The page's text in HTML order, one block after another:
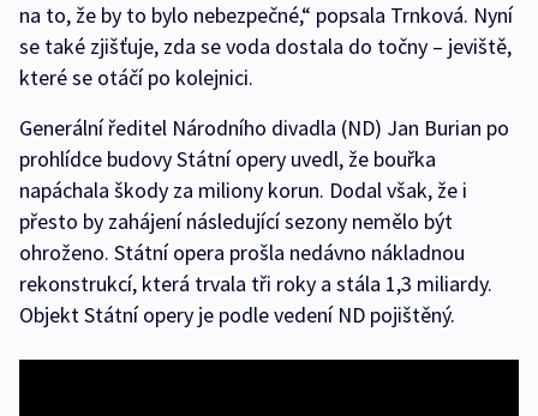
na to, že by to bylo nebezpečné,“ popsala Trnková. Nyní
se také zjišťuje, zda se voda dostala do točny – jeviště,
které se otáčí po kolejnici.
Generální ředitel Národního divadla (ND) Jan Burian po
prohlídce budovy Státní opery uvedl, že bouřka
napáchala škody za miliony korun. Dodal však, že i
přesto by zahájení následující sezony nemělo být
ohroženo. Státní opera prošla nedávno nákladnou
rekonstrukcí, která trvala tři roky a stála 1,3 miliardy.
Objekt Státní opery je podle vedení ND pojištěný.